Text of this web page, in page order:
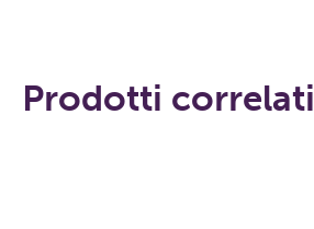
Prodotti correlati